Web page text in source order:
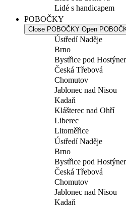
Lidé s handicapem
POBOČKY
Close POBOČKY Open
Ústředí Naděje
Brno
Bystřice pod
Česká Třebová
Chomutov
Jablonec nad Nisou
Kadaň
Klášterec nad Ohří
Liberec
Litoměřice
Ústředí Naděje
Brno
Bystřice pod
Česká Třebová
Chomutov
Jablonec nad Nisou
Kadaň